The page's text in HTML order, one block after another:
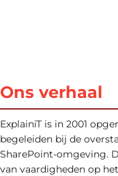
Ons verhaal
ExplainiT is in 2001
begeleiden bij de
SharePoint-omgeving.
van vaardigheden op